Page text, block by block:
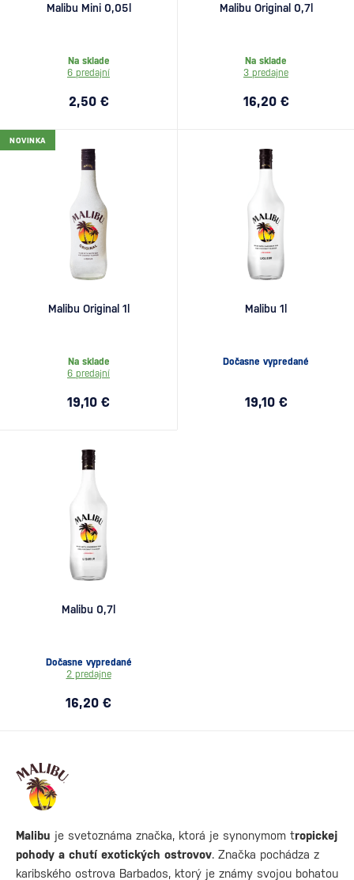
Malibu Mini 0,05l
Na sklade
6 predajní
2,50 €
Malibu Original 0,7l
Na sklade
3 predajne
16,20 €
NOVINKA
Malibu Original 1l
Na sklade
6 predajní
19,10 €
Malibu 1l
Dočasne vypredané
19,10 €
Malibu 0,7l
Dočasne vypredané
2 predajne
16,20 €
Malibu je svetoznáma značka, ktorá je synonymom tropickej
pohody a chutí exotických ostrovov. Značka pochádza z
karibského ostrova Barbados, ktorý je známy svojou bohatou